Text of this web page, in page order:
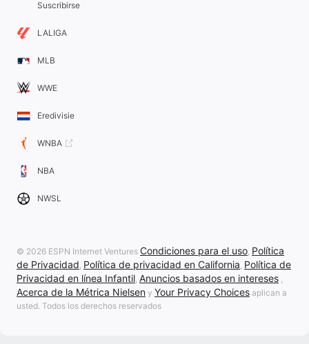
Suscribirse
LALIGA
MLB
WWE
Eredivisie
WNBA
NBA
NWSL
© 2026 ESPN Internet Ventures Condiciones para el uso, Política
de Privacidad, Política de privacidad en California, Política de
Privacidad en línea Infantil, Anuncios basados en intereses ,
Acerca de la Métrica Nielsen y Your Privacy Choices aplican a
usted. Todos los derechos reservados